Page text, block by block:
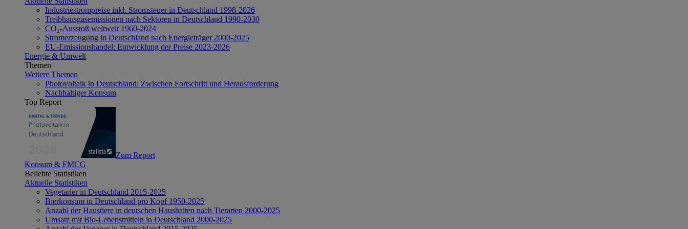
Industriestrompreise inkl. Stromsteuer in Deutschland 1998-2026
Treibhausgasemissionen nach Sektoren in Deutschland 1990-2030
CO₂-Ausstoß weltweit 1960-2024
Stromerzeugung in Deutschland nach Energieträger 2000-2025
EU-Emissionshandel: Entwicklung der Preise 2023-2026
Energie & Umwelt
Themen
Weitere Themen
Photovoltaik in Deutschland: Zwischen Fortschritt und Herausforderung
Nachhaltiger Konsum
Top Report
Zum Report
Konsum & FMCG
Beliebte Statistiken
Aktuelle Statistiken
Vegetarier in Deutschland 2015-2025
Bierkonsum in Deutschland pro Kopf 1950-2025
Anzahl der Haustiere in deutschen Haushalten nach Tierarten 2000-2025
Umsatz mit Bio-Lebensmitteln in Deutschland 2000-2025